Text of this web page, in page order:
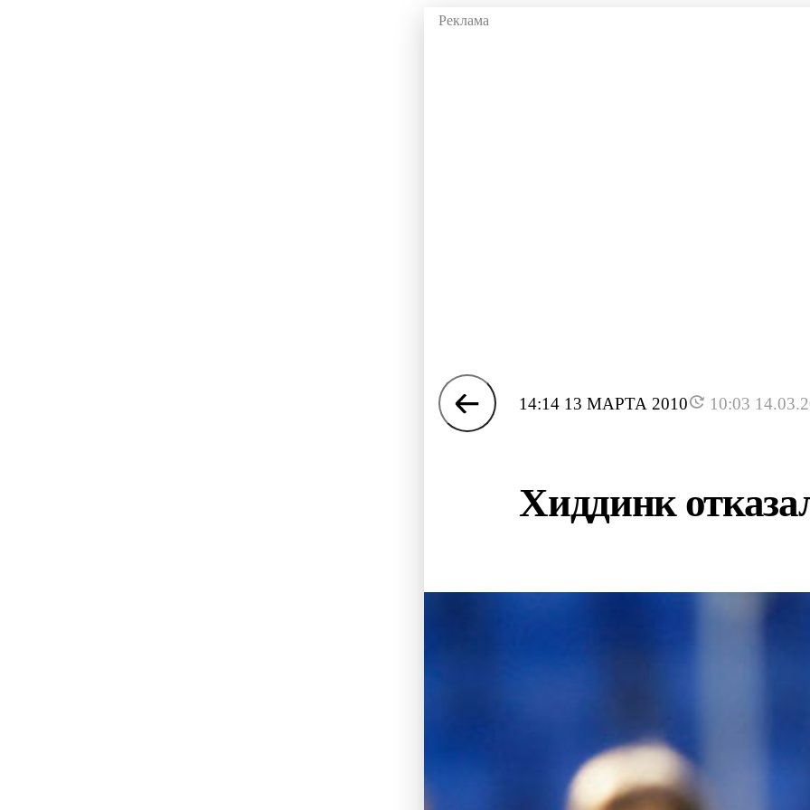
14:14 13 МАРТА 2010 10:03
Хиддинк